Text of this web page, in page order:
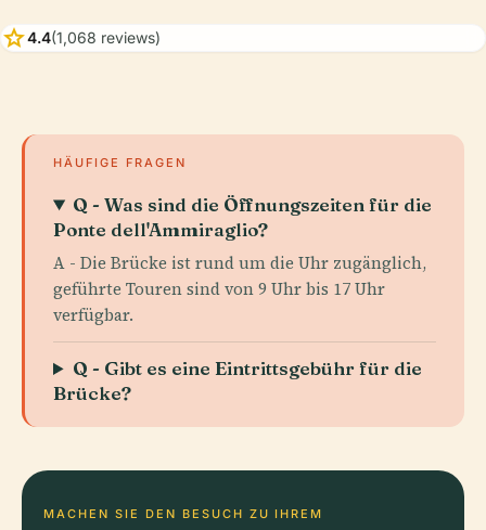
star4.4(1,068 reviews)
HÄUFIGE FRAGEN
Q - Was sind die Öffnungszeiten für die
Ponte dell'Ammiraglio?
A - Die Brücke ist rund um die Uhr zugänglich,
geführte Touren sind von 9 Uhr bis 17 Uhr
verfügbar.
Q - Gibt es eine Eintrittsgebühr für die
Brücke?
MACHEN SIE DEN BESUCH ZU IHREM